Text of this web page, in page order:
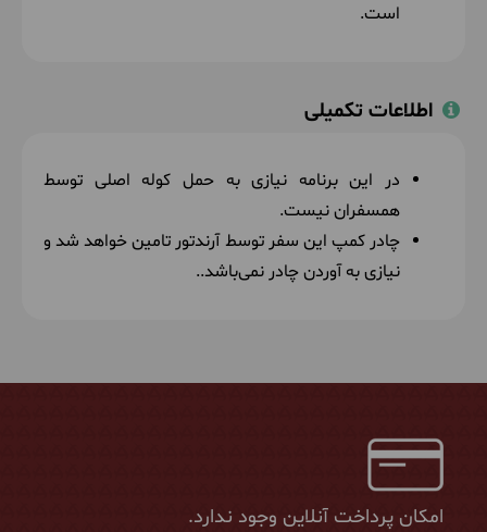
است.
اطلاعات تکمیلی
در این برنامه نیازی به حمل کوله اصلی توسط
همسفران نیست.
چادر کمپ این سفر توسط آرندتور تامین خواهد شد و
نیازی به آوردن چادر نمی‌باشد..
امکان پرداخت آنلاین وجود ندارد.